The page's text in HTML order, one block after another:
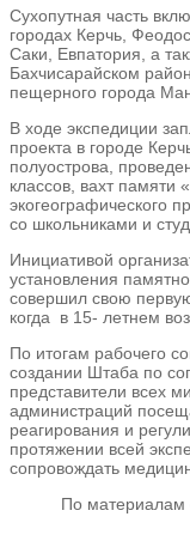
Сухопутная часть
городах Керчь,
Саки, Евпатория, а
Бахчисарайском
пещерного города
В ходе экспедиции
проекта в городе
полуострова,
классов, вахт памяти
экогеографического
со школьниками и
Инициативой
установления
совершил свою
когда в 15- летнем
По итогам рабочего
создании Штаба по
представители всех
администраций
реагирования и
протяжении всей
сопровождать
По материалам